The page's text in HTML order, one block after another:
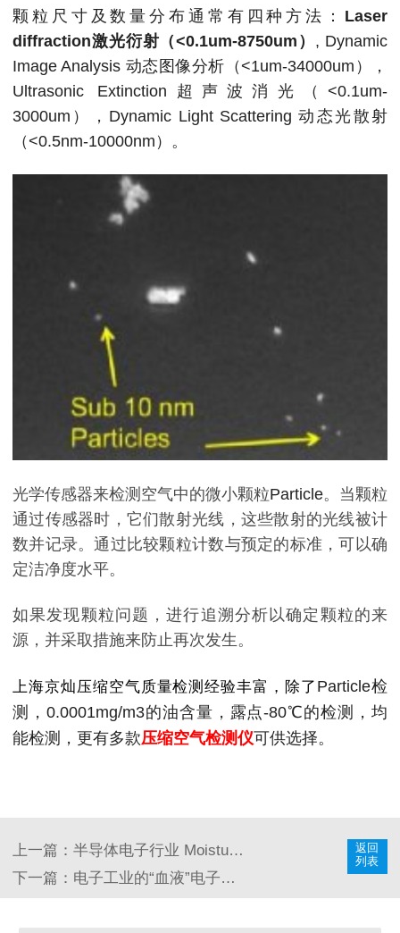
颗粒尺寸及数量分布通常有四种方法： Laser
diffraction激光衍射（<0.1um-8750um） , Dynamic
Image Analysis 动态图像分析（<1um-34000um），
Ultrasonic Extinction超声波消光（<0.1um-
3000um），Dynamic Light Scattering 动态光散射
（<0.5nm-10000nm）。
光学传感器来检测空气中的微小颗粒Particle。当颗粒
通过传感器时，它们散射光线，这些散射的光线被计
数并记录。通过比较颗粒计数与预定的标准，可以确
定洁净度水平。
如果发现颗粒问题，进行追溯分析以确定颗粒的来
源，并采取措施来防止再次发生。
上海京灿压缩空气质量检测经验丰富，除了 Particle检
测，0.0001mg/m3的油含量，露点-80℃的检测，均
能检测，更有多款压缩空气检测仪可供选择。
上一篇：半导体电子行业 Moisture水分测试兼顾价格和精度
返回
列表
下一篇：电子工业的“血液”电子特气 压缩气体质量检测来一场“体检”